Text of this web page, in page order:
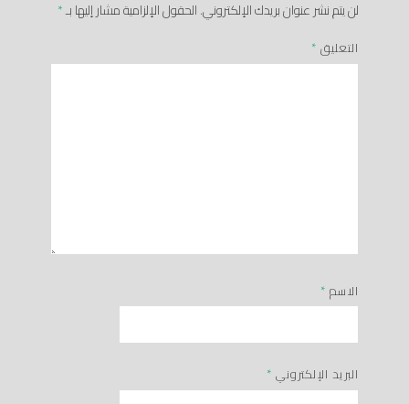
لن يتم نشر عنوان بريدك الإلكتروني.الحقول الإلزامية مشار إليها بـ*
التعليق *
الاسم *
البريد الإلكتروني *